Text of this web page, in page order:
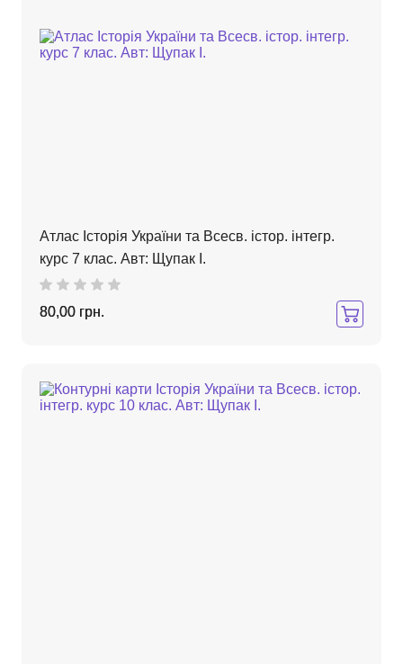
Атлас Історія України та Всесв. істор. інтегр.
курс 7 клас. Авт: Щупак І.
80,00 грн.